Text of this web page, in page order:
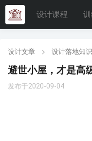
设计课程
设计文章 设计落地知识
避世小屋，才是高
发布于2020-09-04